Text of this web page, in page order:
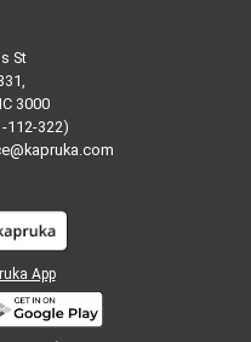
St
3000
112-322)
App